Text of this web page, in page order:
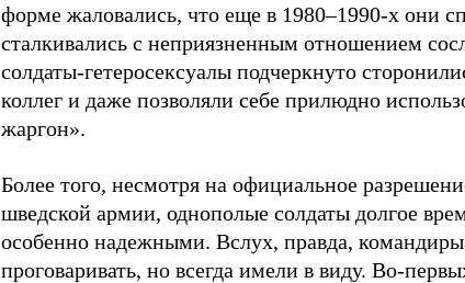
форме жаловались, что еще в 1980–1990-х они
сталкивались с неприязненным отношением
солдаты-гетеросексуалы подчеркнуто
коллег и даже позволяли себе прилюдно
жаргон».
Более того, несмотря на официальное
шведской армии, однополые солдаты долгое
особенно надежными. Вслух, правда, командиры
проговаривать, но всегда имели в виду. Во-